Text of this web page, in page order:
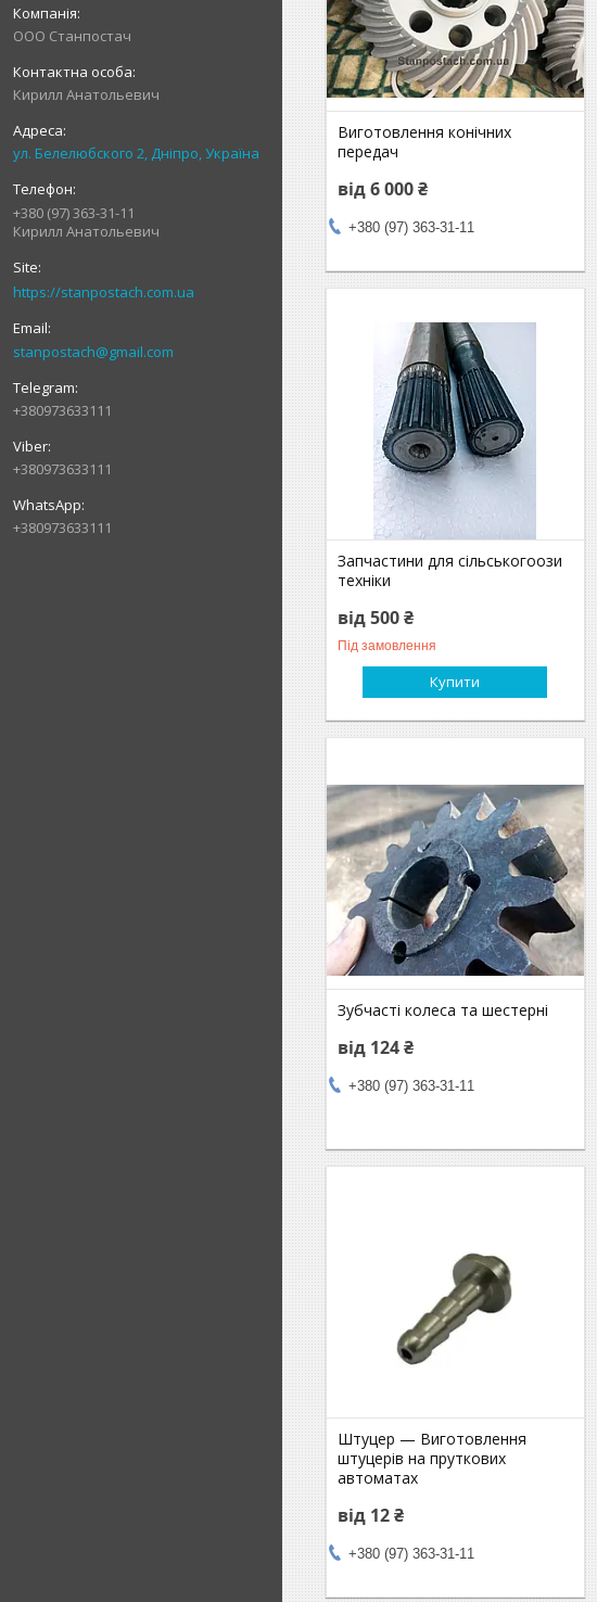
ООО Станпостач
Кирилл Анатольевич
ул. Белелюбского 2, Дніпро, Україна
+380 (97) 363-31-11
Кирилл Анатольевич
https://stanpostach.com.ua
stanpostach@gmail.com
+380973633111
+380973633111
+380973633111
Виготовлення конічних
передач
від 6 000 ₴
+380 (97) 363-31-11
Запчастини для сільськогоози
техніки
від 500 ₴
Під замовлення
Купити
Зубчасті колеса та шестерні
від 124 ₴
+380 (97) 363-31-11
Штуцер — Виготовлення
штуцерів на пруткових
автоматах
від 12 ₴
+380 (97) 363-31-11